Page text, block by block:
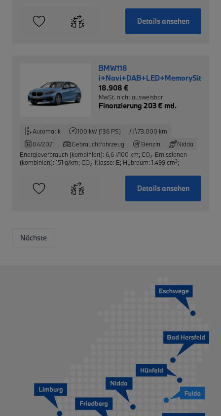
Details ansehen
BMW118
18.908 €
MwSt. nicht ausweisbar
Finanzierung 203 € mtl.
Automatik 100 kW (136 PS)
73.000 km
04/2021
Gebrauchtfahrzeug Benzin
Nidda
Energieverbrauch (kombiniert): 6,6 l/100 km; CO2-Emissionen
(kombiniert): 151 g/km; CO2-Klasse: E; Hubraum: 1.499 cm3;
Details ansehen
Nächste